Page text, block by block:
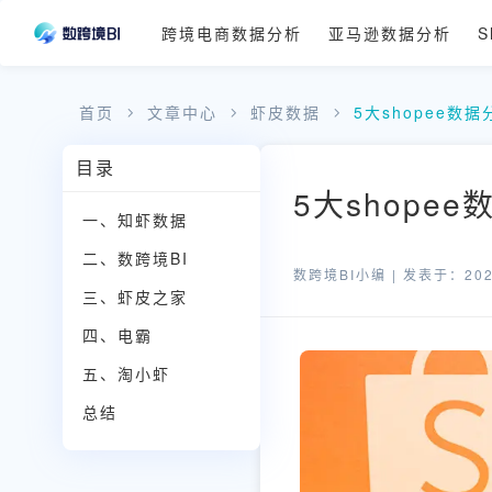
跨境电商数据分析 亚马逊数据分析
首页 文章中心 虾皮数据 5大shopee数据
目录
一、知虾数据
二、数跨境BI
三、虾皮之家
四、电霸
五、淘小虾
总结
5大shopee
数跨境BI小编 | 发表于：